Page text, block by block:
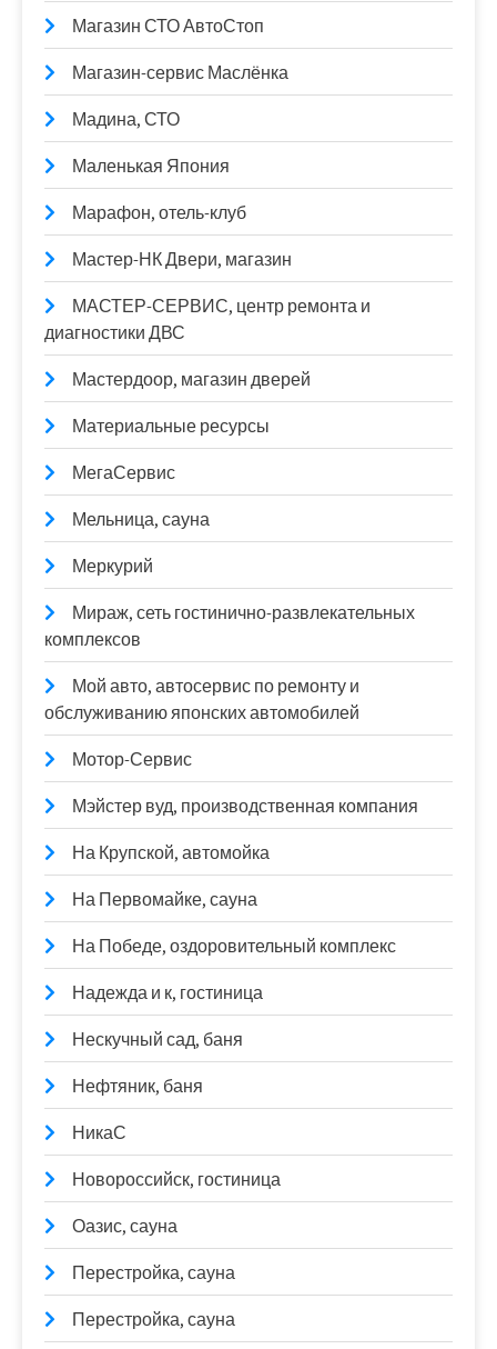
Магазин СТО АвтоСтоп
Магазин-сервис Маслёнка
Мадина, СТО
Маленькая Япония
Марафон, отель-клуб
Мастер-НК Двери, магазин
МАСТЕР-СЕРВИС, центр ремонта и
диагностики ДВС
Мастердоор, магазин дверей
Материальные ресурсы
МегаСервис
Мельница, сауна
Меркурий
Мираж, сеть гостинично-развлекательных
комплексов
Мой авто, автосервис по ремонту и
обслуживанию японских автомобилей
Мотор-Сервис
Мэйстер вуд, производственная компания
На Крупской, автомойка
На Первомайке, сауна
На Победе, оздоровительный комплекс
Надежда и к, гостиница
Нескучный сад, баня
Нефтяник, баня
НикаС
Новороссийск, гостиница
Оазис, сауна
Перестройка, сауна
Перестройка, сауна